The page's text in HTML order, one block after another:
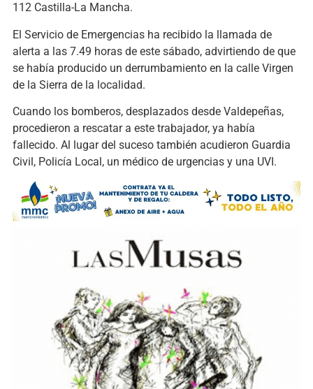
112 Castilla-La Mancha.
El Servicio de Emergencias ha recibido la llamada de
alerta a las 7.49 horas de este sábado, advirtiendo de que
se había producido un derrumbamiento en la calle Virgen
de la Sierra de la localidad.
Cuando los bomberos, desplazados desde Valdepeñas,
procedieron a rescatar a este trabajador, ya había
fallecido. Al lugar del suceso también acudieron Guardia
Civil, Policía Local, un médico de urgencias y una UVI.